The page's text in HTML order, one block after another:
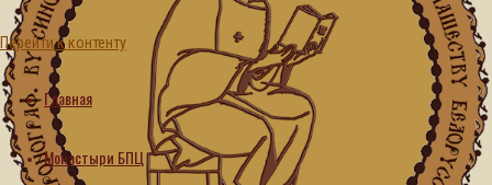
Перейти к контенту
Главная
Монастыри БПЦ